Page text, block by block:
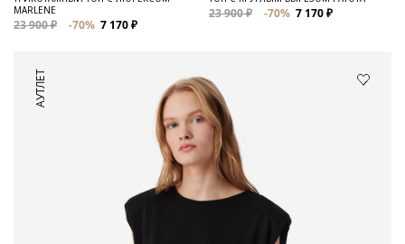
MARLENE
23 900 ₽ -70% 7 170 ₽
23 900 ₽ -70% 7 170 ₽
АУТЛЕТ